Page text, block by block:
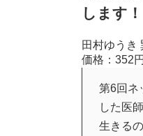
します
田村ゆうき
価格：352円
第6回ネ
した医
生きる